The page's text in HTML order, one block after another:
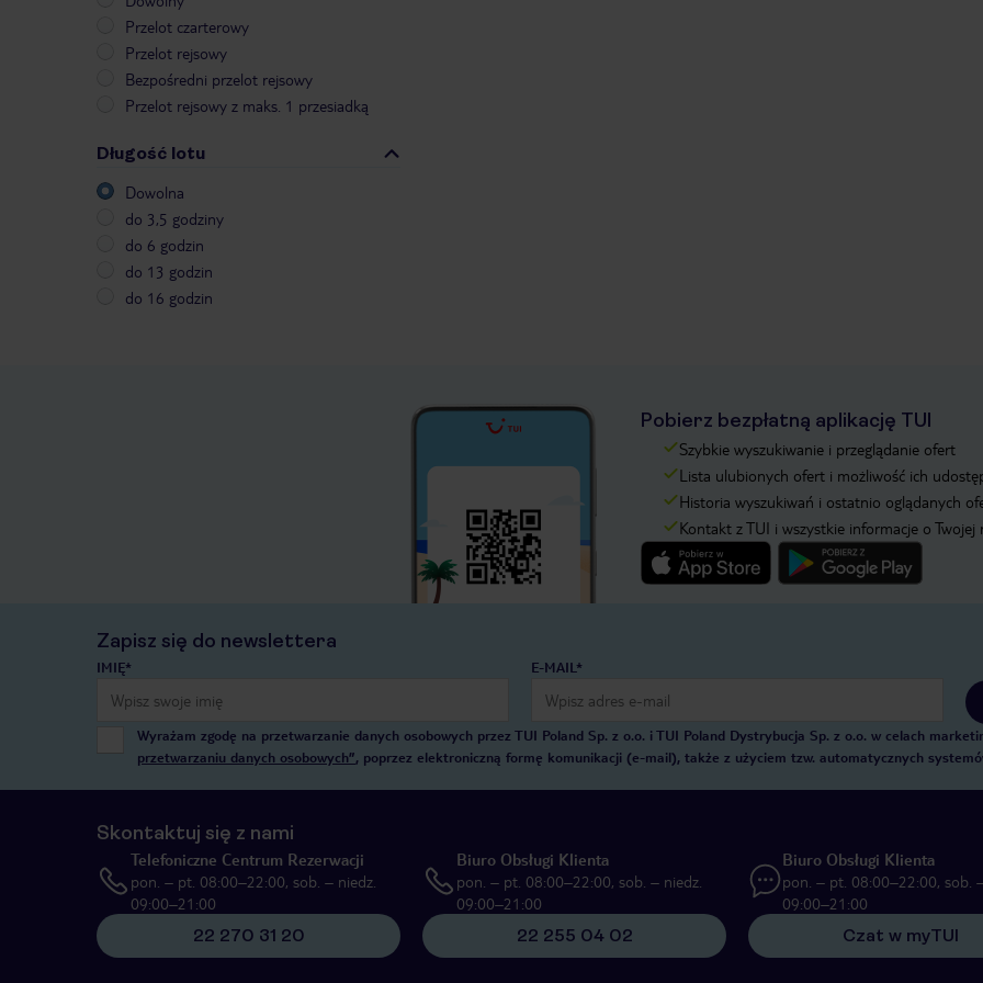
Przelot czarterowy
Przelot rejsowy
Bezpośredni przelot rejsowy
Przelot rejsowy z maks. 1 przesiadką
Długość lotu
Dowolna
do 3,5 godziny
do 6 godzin
do 13 godzin
do 16 godzin
Pobierz bezpłatną aplikację TUI
Szybkie wyszukiwanie i przeglądanie ofert
Lista ulubionych ofert i możliwość ich
Historia wyszukiwań i ostatnio oglądanych
Kontakt z TUI i wszystkie informacje o Twojej
Zapisz się do newslettera
IMIĘ* E-MAIL*
Wyrażam zgodę na przetwarzanie danych osobowych przez TUI Poland Sp. z o.o. i TUI Poland Dystrybucja Sp. z o.o. w celach
przetwarzaniu danych osobowych”, poprzez elektroniczną formę komunikacji (e-mail), także z użyciem tzw. automatycznych
Skontaktuj się z nami
Telefoniczne Centrum Rezerwacji
pon. – pt. 08:00–22:00, sob. – niedz.
09:00–21:00
22 270 31 20
Biuro Obsługi Klienta
pon. – pt. 08:00–22:00, sob. – niedz.
09:00–21:00
22 255 04 02
Biuro Obsługi Klienta
pon. – pt. 08:00–22:00, sob.
09:00–21:00
Czat w myTUI